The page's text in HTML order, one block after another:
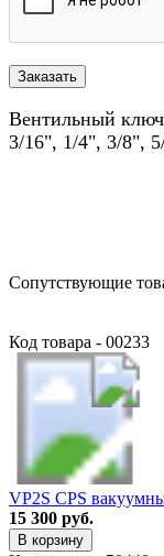
Вентильный ключ
3/16", 1/4", 3/8",
Сопутствующие
Код товара - 00233
VP2S CPS
15 300 руб.
В корзину